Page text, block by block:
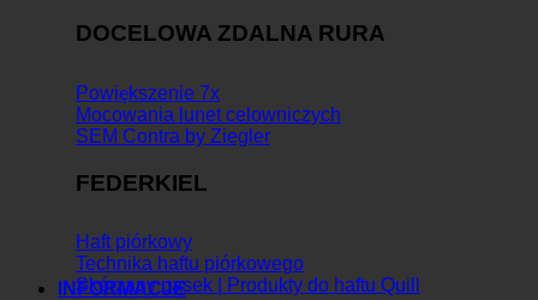
DOCELOWA ZDALNA RURA
Powiększenie 7x
Mocowania lunet celowniczych
SEM Contra by Ziegler
FEDERKIEL
Haft piórkowy
Technika haftu piórkowego
Skórzany pasek | Produkty do haftu Quill
INFORMACJE